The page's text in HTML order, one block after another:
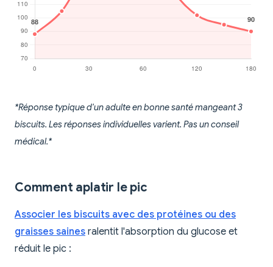
*Réponse typique d'un adulte en bonne santé mangeant 3
biscuits. Les réponses individuelles varient. Pas un conseil
médical.*
Comment aplatir le pic
Associer les biscuits avec des protéines ou des
graisses saines ralentit l'absorption du glucose et
réduit le pic :